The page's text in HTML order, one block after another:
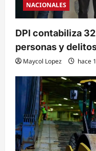
NACIONALES
DPI contabiliza
personas y
Maycol Lopez hace